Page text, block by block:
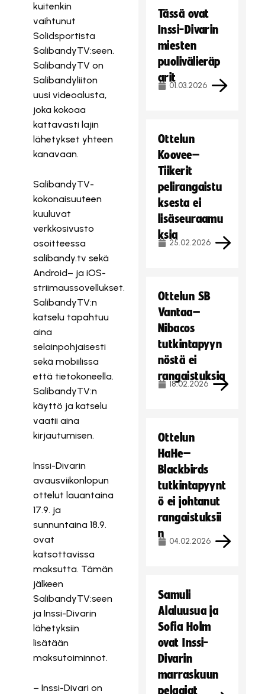
kuitenkin
vaihtunut
Solidsportista
SalibandyTV:seen.
SalibandyTV on
Salibandyliiton
uusi videoalusta,
joka kokoaa
kattavasti lajin
lähetykset yhteen
kanavaan.
SalibandyTV-
kokonaisuuteen
kuuluvat
verkkosivusto
osoitteessa
salibandy.tv sekä
Android– ja iOS-
striimaussovellukset.
SalibandyTV:n
katselu tapahtuu
aina
selainpohjaisesti
sekä mobiilissa
että tietokoneella.
SalibandyTV:n
käyttö ja katselu
vaatii aina
kirjautumisen.
Inssi-Divarin
avausviikonlopun
ottelut lauantaina
17.9. ja
sunnuntaina 18.9.
ovat
katsottavissa
maksutta. Tämän
jälkeen
SalibandyTV:seen
ja Inssi-Divarin
lähetyksiin
lisätään
maksutoiminnot.
– Inssi-Divari on
Tässä ovat
Inssi-Divarin
miesten
puolivälieräp
arit
01.03.2026
Ottelun
Koovee–
Tiikerit
pelirangaistu
ksesta ei
lisäseuraamu
ksia
25.02.2026
Ottelun SB
Vantaa–
Nibacos
tutkintapyyn
nöstä ei
rangaistuksia
18.02.2026
Ottelun
HaHe–
Blackbirds
tutkintapyynt
ö ei johtanut
rangaistuksii
n
04.02.2026
Samuli
Alaluusua ja
Sofia Holm
ovat Inssi-
Divarin
marraskuun
pelaajat